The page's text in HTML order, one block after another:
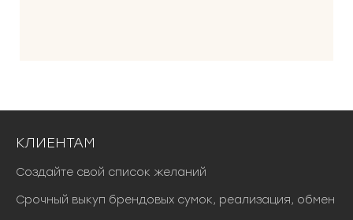
КЛИЕНТАМ
Создайте свой список желаний
Срочный выкуп брендовых сумок, реализация, обмен